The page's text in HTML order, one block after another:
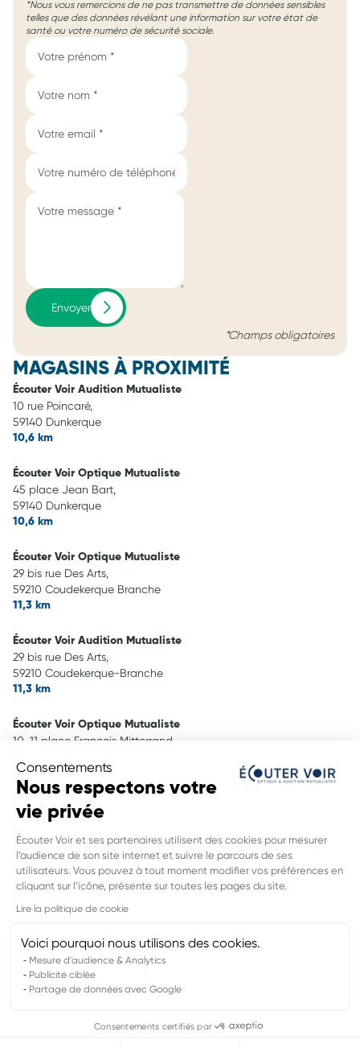
Consentements
Nous respectons votre
vie privée
Écouter Voir et ses partenaires utilisent des cookies pour mesurer
l’audience de son site internet et suivre le parcours de ses
utilisateurs. Vous pouvez à tout moment modifier vos préférences en
cliquant sur l’icône, présente sur toutes les pages du site.
Lire la politique de cookie
Voici pourquoi nous utilisons des cookies.
Mesure d'audience & Analytics
Publicité ciblée
Partage de données avec Google
Consentements certifiés par
*Nous vous remercions de ne pas transmettre de données sensibles
telles que des données révélant une information sur votre état de
santé ou votre numéro de sécurité sociale.
Envoyer
*Champs obligatoires
MAGASINS À PROXIMITÉ
Écouter Voir Audition Mutualiste
10 rue Poincaré,
59140 Dunkerque
10,6 km
Écouter Voir Optique Mutualiste
45 place Jean Bart,
59140 Dunkerque
10,6 km
Écouter Voir Optique Mutualiste
29 bis rue Des Arts,
59210 Coudekerque Branche
11,3 km
Écouter Voir Audition Mutualiste
29 bis rue Des Arts,
59210 Coudekerque-Branche
11,3 km
Écouter Voir Optique Mutualiste
10-11 place Francois Mitterrand,
16,3 km
Écouter Voir Optique Mutualiste
centre commercial Le Polder,
59820 Gravelines
28,9 km
INFORMATIONS LÉGALES DE CE
POINT DE VENTE
DE CALAIS SSAM
Adresse mail DPO : rgpd@feelvie.fr